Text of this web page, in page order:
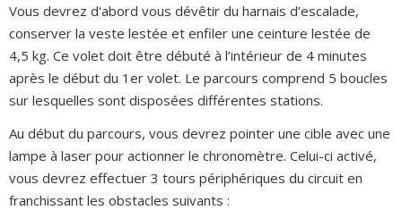
Vous devrez d'abord vous dévêtir du harnais d’escalade,
conserver la veste lestée et enfiler une ceinture lestée de
4,5 kg. Ce volet doit être débuté à l’intérieur de 4 minutes
après le début du 1er volet. Le parcours comprend 5 boucles
sur lesquelles sont disposées différentes stations.
Au début du parcours, vous devrez pointer une cible avec une
lampe à laser pour actionner le chronomètre. Celui-ci activé,
vous devrez effectuer 3 tours périphériques du circuit en
franchissant les obstacles suivants :